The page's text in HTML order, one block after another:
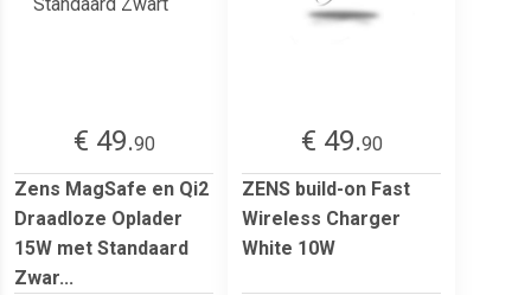
€ 49.90
Zens MagSafe en Qi2
Draadloze Oplader
15W met Standaard
Zwar...
€ 49.90
ZENS build-on Fast
Wireless Charger
White 10W